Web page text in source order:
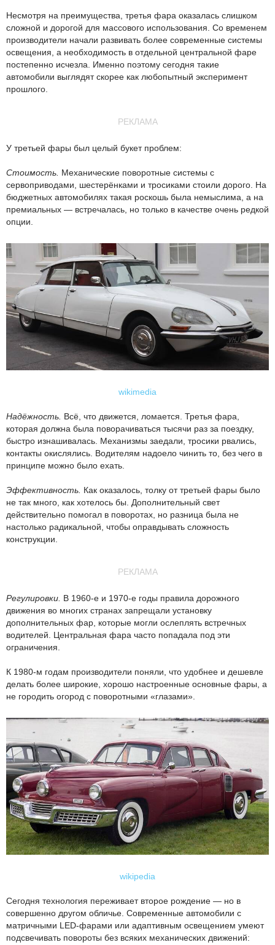
Несмотря на преимущества, третья фара оказалась слишком
сложной и дорогой для массового использования. Со временем
производители начали развивать более современные системы
освещения, а необходимость в отдельной центральной фаре
постепенно исчезла. Именно поэтому сегодня такие
автомобили выглядят скорее как любопытный эксперимент
прошлого.
РЕКЛАМА
У третьей фары был целый букет проблем:
Стоимость. Механические поворотные системы с
сервоприводами, шестерёнками и тросиками стоили дорого. На
бюджетных автомобилях такая роскошь была немыслима, а на
премиальных — встречалась, но только в качестве очень редкой
опции.
wikimedia
Надёжность. Всё, что движется, ломается. Третья фара,
которая должна была поворачиваться тысячи раз за поездку,
быстро изнашивалась. Механизмы заедали, тросики рвались,
контакты окислялись. Водителям надоело чинить то, без чего в
принципе можно было ехать.
Эффективность. Как оказалось, толку от третьей фары было
не так много, как хотелось бы. Дополнительный свет
действительно помогал в поворотах, но разница была не
настолько радикальной, чтобы оправдывать сложность
конструкции.
РЕКЛАМА
Регулировки. В 1960-е и 1970-е годы правила дорожного
движения во многих странах запрещали установку
дополнительных фар, которые могли ослеплять встречных
водителей. Центральная фара часто попадала под эти
ограничения.
К 1980-м годам производители поняли, что удобнее и дешевле
делать более широкие, хорошо настроенные основные фары, а
не городить огород с поворотными «глазами».
wikipedia
Сегодня технология переживает второе рождение — но в
совершенно другом обличье. Современные автомобили с
матричными LED-фарами или адаптивным освещением умеют
подсвечивать повороты без всяких механических движений: